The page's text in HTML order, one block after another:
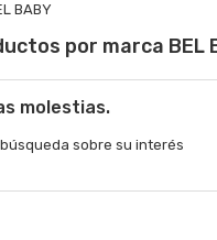
BABY
por marca BEL
molestias.
sobre su interés